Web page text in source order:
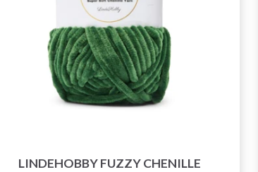
LINDEHOBBY FUZZY CHENILLE